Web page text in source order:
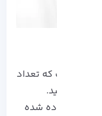
داشت که تعداد
کنید.
لینک داده شده